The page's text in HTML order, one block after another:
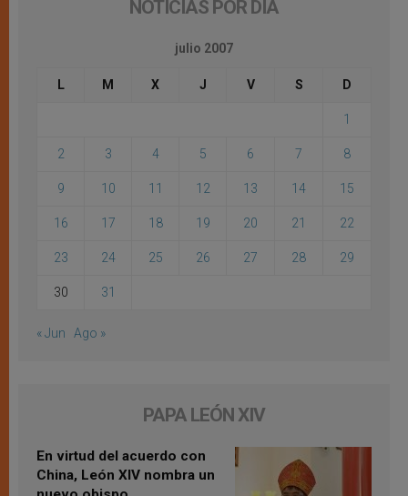
NOTICIAS POR DÍA
julio 2007
L M X J V S D
1
2 3 4 5 6 7 8
9 10 11 12 13 14 15
16 17 18 19 20 21 22
23 24 25 26 27 28 29
30 31
« Jun Ago »
PAPA LEÓN XIV
En virtud del acuerdo con
China, León XIV nombra un